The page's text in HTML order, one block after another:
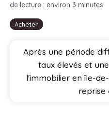
Acheter
de lecture : environ 3 minutes
Après une période
taux élevés et
l'immobilier en île-
reprise